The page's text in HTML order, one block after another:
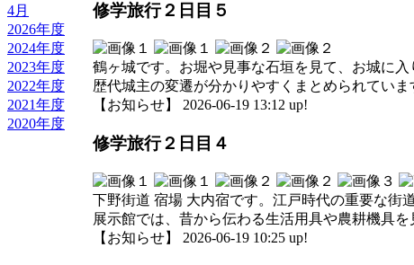
4月
2026年度
2024年度
2023年度
2022年度
2021年度
2020年度
修学旅行２日目５
鶴ヶ城です。お堀や見事な石垣を見て、お城に
歴代城主の変遷が分かりやすくまとめられてい
【お知らせ】 2026-06-19 13:12 up!
修学旅行２日目４
下野街道 宿場 大内宿です。江戸時代の重要な街
展示館では、昔から伝わる生活用具や農耕機具を
【お知らせ】 2026-06-19 10:25 up!